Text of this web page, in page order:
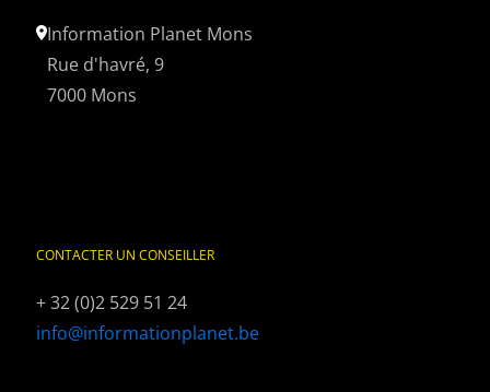
Information Planet Mons
Rue d'havré, 9
7000 Mons
CONTACTER UN CONSEILLER
+ 32 (0)2 529 51 24
info@informationplanet.be